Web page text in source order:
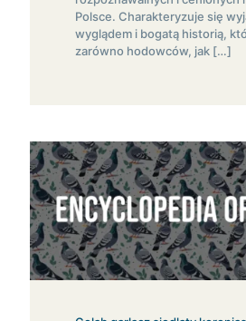
Polsce. Charakteryzuje się
wyglądem i bogatą historią,
zarówno hodowców, jak […]